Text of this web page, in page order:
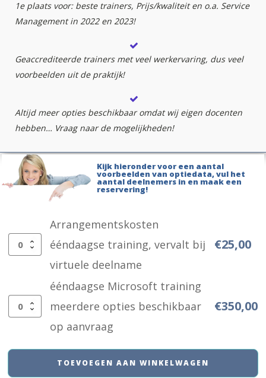
1e plaats voor: beste trainers, Prijs/kwaliteit en o.a. Service
Management in 2022 en 2023!
Geaccrediteerde trainers met veel werkervaring, dus veel
voorbeelden uit de praktijk!
Altijd meer opties beschikbaar omdat wij eigen docenten
hebben… Vraag naar de mogelijkheden!
Kijk hieronder voor een aantal
voorbeelden van optiedata, vul het
aantal deelnemers in en maak een
reservering!
Arrangementskosten
ééndaagse
training,
vervalt
virtuele
Arrangementskosten
ééndaagse training, vervalt bij
virtuele deelname
€25,00
ééndaagse
Microsoft
training
meerdere
ééndaagse Microsoft training
meerdere opties beschikbaar
op aanvraag
€350,00
TOEVOEGEN AAN WINKELWAGEN